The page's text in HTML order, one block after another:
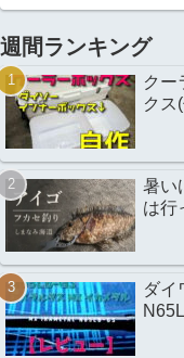
週間ランキング
クー
クス
暑い
は行
ダイ